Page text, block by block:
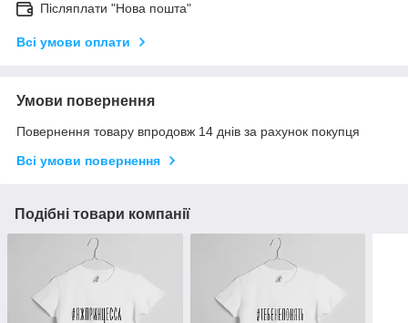
Післяплати "Нова пошта"
Всі умови оплати
Умови повернення
Повернення товару впродовж 14 днів за рахунок покупця
Всі умови повернення
Подібні товари компанії